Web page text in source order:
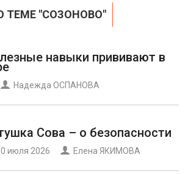
ТЕМЕ "СОЗОНОВО"
навыки прививают в
Надежда ОСПАНОВА
Сова – о безопасности
июля 2026 Елена ЯКИМОВА